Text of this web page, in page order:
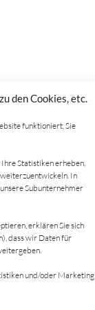
den Cookies, etc.
funktioniert, Sie
Statistiken erheben,
In
Subunternehmer
erklären Sie sich
dass wir Daten für
und/oder Marketing
Sie mir
Sie